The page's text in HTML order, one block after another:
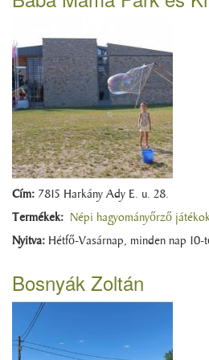
Cím: 7815 Harkány Ady E. u. 28.
Termékek: Népi hagyományőrző
Nyitva: Hétfő-Vasárnap, minden nap
Bosnyák Zoltán